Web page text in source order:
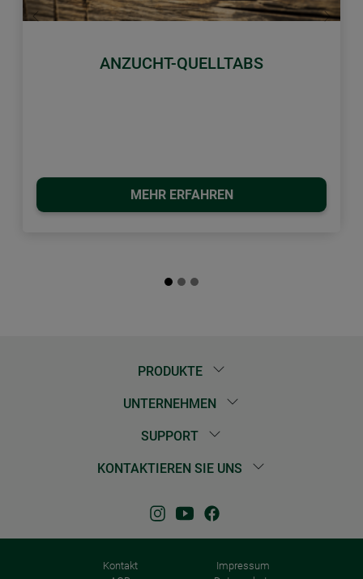
ANZUCHT-QUELLTABS
MEHR ERFAHREN
Zurück Weiter
PRODUKTE
UNTERNEHMEN
SUPPORT
KONTAKTIEREN SIE UNS
Kontakt
Impressum